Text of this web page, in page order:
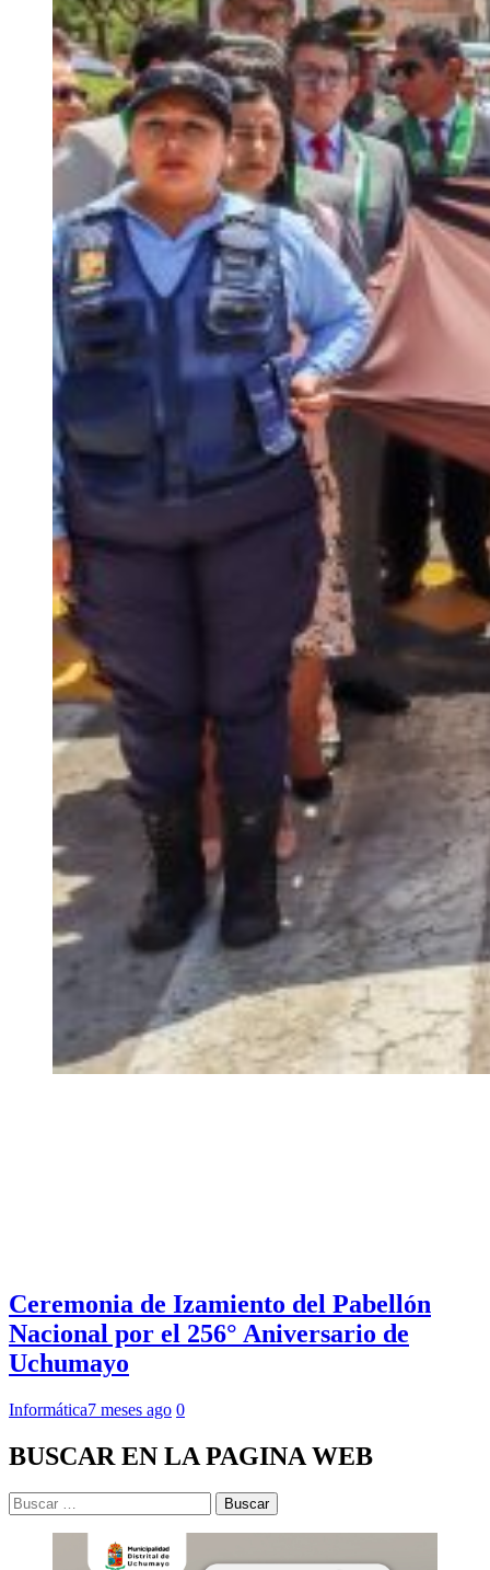
Ceremonia de Izamiento del Pabellón
Nacional por el 256° Aniversario de
Uchumayo
Informática7 meses ago 0
BUSCAR EN LA PAGINA WEB
Buscar: